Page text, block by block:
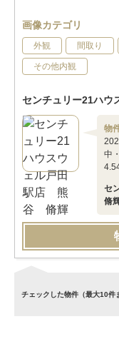
画像カテゴリ
外観 間取り
その他内観
センチュリー21ハウ
物
中
セ
脩
チェックした物件（最大10件